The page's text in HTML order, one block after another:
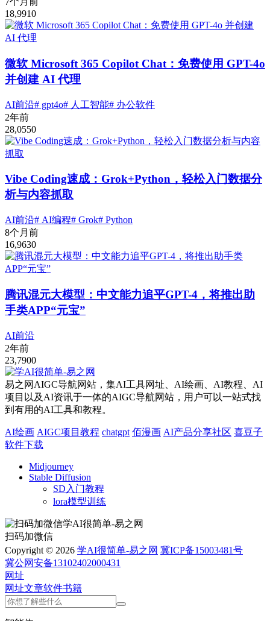
18,9910
微软 Microsoft 365 Copilot Chat：免费使用 GPT-4o
并创建 AI 代理
AI前沿# gpt4o# 人工智能# 办公软件
2年前
28,0550
Vibe Coding速成：Grok+Python，轻松入门数据分
析与内容抓取
AI前沿# AI编程# Grok# Python
8个月前
16,9630
腾讯混元大模型：中文能力追平GPT-4，将推出助
手类APP“元宝”
AI前沿
2年前
23,7900
易之网AIGC导航网站，集AI工具网址、AI绘画、AI教程、AI
项目以及AI资讯于一体的AIGC导航网站，用户可以一站式找
到有用的AI工具和教程。
AI绘画 AIGC项目教程 chatgpt 佰漫画 AI产品分享社区 喜豆子
软件下载
Midjourney
Stable Diffusion
SD入门教程
lora模型训练
扫码加微信
Copyright © 2026 学AI很简单-易之网 冀ICP备15003481号
冀公网安备13102402000431
网址
网址文章软件书籍